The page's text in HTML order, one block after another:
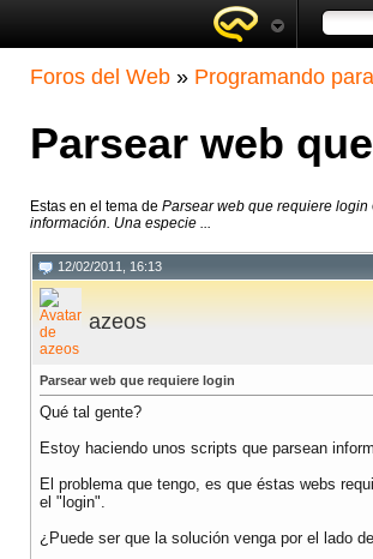
Foros del Web » Programando
Parsear web
Estas en el tema de Parsear web que requiere login
información. Una especie ...
12/02/2011, 16:13
azeos
Parsear web que requiere login
Qué tal gente?
Estoy haciendo unos scripts que parsean
El problema que tengo, es que éstas webs
el "login".
¿Puede ser que la solución venga por el lado